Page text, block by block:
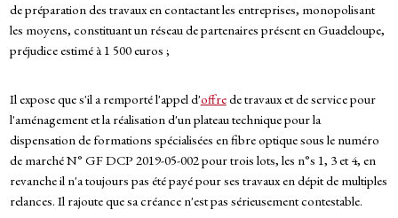
de préparation des travaux en contactant les entreprises, monopolisant
les moyens, constituant un réseau de partenaires présent en Guadeloupe,
préjudice estimé à 1 500 euros ;
Il expose que s'il a remporté l'appel d'offrede travaux et de service pour
l'aménagement et la réalisation d'un plateau technique pour la
dispensation de formations spécialisées en fibre optique sous le numéro
de marché N° GF DCP 2019-05-002 pour trois lots, les n°s 1, 3 et 4, en
revanche il n'a toujours pas été payé pour ses travaux en dépit de multiples
relances. Il rajoute que sa créance n'est pas sérieusement contestable.